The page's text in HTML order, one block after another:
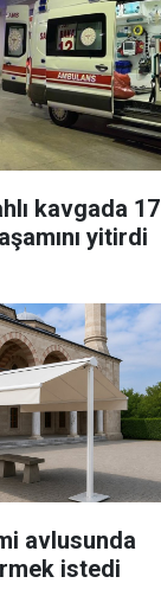
kavgada 17
yitirdi
avlusunda
istedi